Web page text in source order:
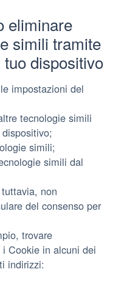
eliminare
simili tramite
dispositivo
impostazioni del
tecnologie simili
simili;
simili dal
non
del consenso per
trovare
Cookie in alcuni dei
indirizzi: